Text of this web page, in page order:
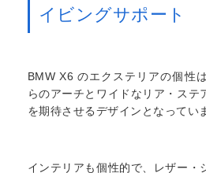
イビングサポート
BMW X6 のエクステリアの個性
らのアーチとワイドなリア・ステ
を期待させるデザインとなってい
インテリアも個性的で、レザー・